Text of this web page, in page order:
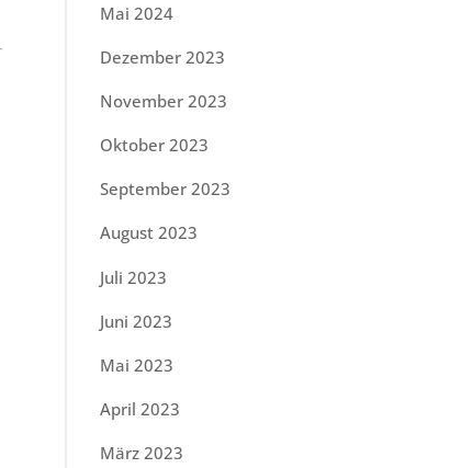
Mai 2024
Dezember 2023
November 2023
Oktober 2023
September 2023
August 2023
Juli 2023
Juni 2023
Mai 2023
April 2023
März 2023